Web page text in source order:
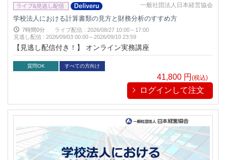
一般社団法人日本経営協会
学校法人における計算書類の見方と財務分析のすすめ方
7時間0分 ライブ配信 : 2026/08/27 10:00～17:00
見逃し配信 :2026/09/03 00:00～2026/09/10 23:59
【見逃し配信付き！】 オンライン実務講座
質問OK すべての方向け
41,800 円(税込)
ログインして注文